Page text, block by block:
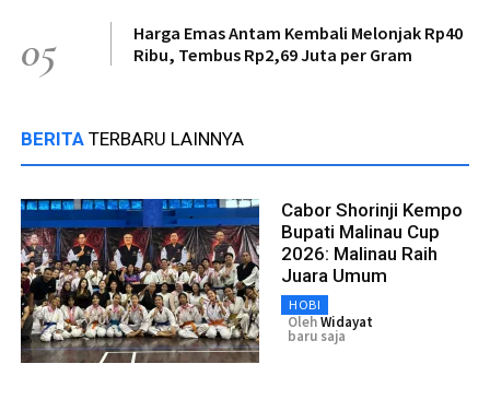
05
Harga Emas Antam Kembali Melonjak Rp40
Ribu, Tembus Rp2,69 Juta per Gram
BERITA TERBARU LAINNYA
Cabor Shorinji Kempo
Bupati Malinau Cup
2026: Malinau Raih
Juara Umum
HOBI
OlehWidayat
baru saja